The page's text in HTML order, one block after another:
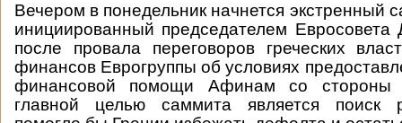
Вечером в понедельник начнется экстренный
инициированный председателем Евросовета
после провала переговоров греческих
финансов Еврогруппы об условиях
финансовой помощи Афинам со
главной целью саммита является поиск